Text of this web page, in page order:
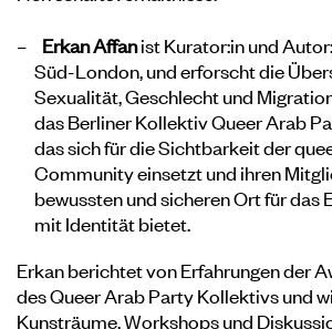
Erkan Affanist Kurator:in und
Süd-London, und erforscht die
Sexualität, Geschlecht und
das Berliner KollektivQueer Arab
das sich für die Sichtbarkeit der
Community einsetzt und ihren
bewussten und sicheren Ort für das
mit Identität bietet.
Erkan berichtet von Erfahrungen der
des Queer Arab Party Kollektivs und
Kunsträume, Workshops und